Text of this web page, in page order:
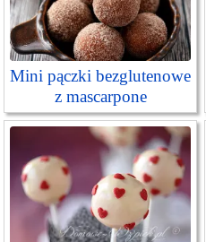
Mini pączki bezglutenowe
z mascarpone